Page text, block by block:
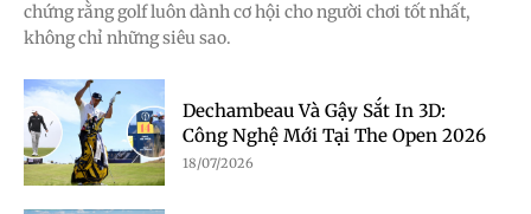
chứng rằng golf luôn dành cơ hội cho người chơi tốt nhất,
không chỉ những siêu sao.
Dechambeau Và Gậy Sắt In 3D:
Công Nghệ Mới Tại The Open 2026
18/07/2026